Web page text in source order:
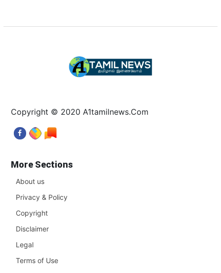
Copyright © 2020 A1tamilnews.Com
More Sections
About us
Privacy & Policy
Copyright
Disclaimer
Legal
Terms of Use